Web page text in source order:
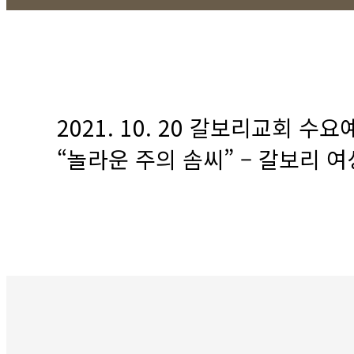
2021. 10. 20 갈보리교회 수요
“놀라운 주의 솜씨” – 갈보리